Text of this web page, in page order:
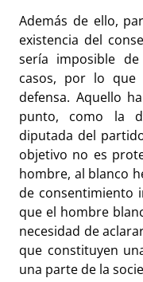
Además de ello,
existencia del
sería imposible
casos, por lo que
defensa. Aquello
punto, como la
diputada del
objetivo no es
hombre, al blanco
de consentimiento
que el hombre
necesidad de
que constituyen
una parte de la